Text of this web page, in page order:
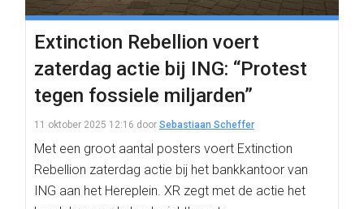
Extinction Rebellion voert
zaterdag actie bij ING: “Protest
tegen fossiele miljarden”
11 oktober 2025 12:16 door Sebastiaan Scheffer
Met een groot aantal posters voert Extinction
Rebellion zaterdag actie bij het bankkantoor van
ING aan het Hereplein. XR zegt met de actie het